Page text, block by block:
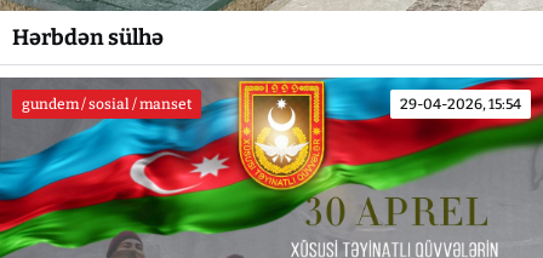
Hərbdən sülhə
gundem / sosial / manset 29-04-2026, 15:54